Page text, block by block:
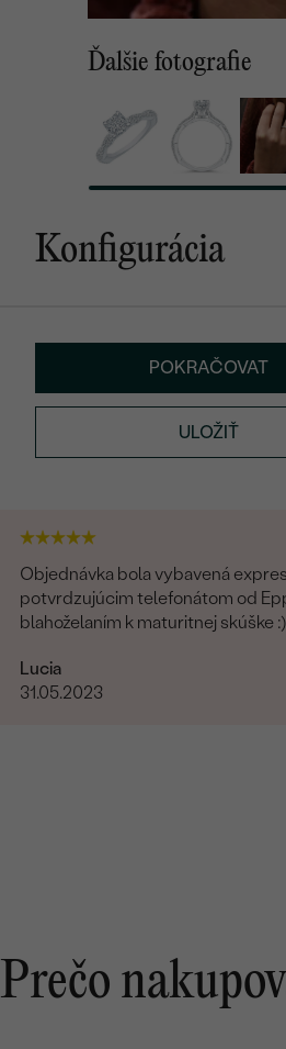
Ďalšie fotografie
Konfigurácia
POKRAČOVAT
ULOŽIŤ
Objednávka bola vybavená
potvrdzujúcim telefonátom od
blahoželaním k maturitnej skúške :)
Lucia
31.05.2023
Prečo